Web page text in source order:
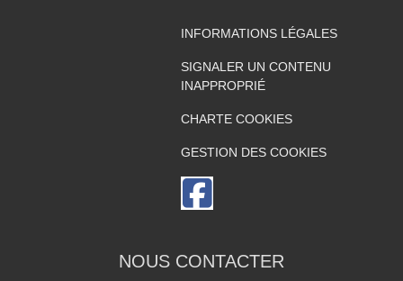
INFORMATIONS LÉGALES
SIGNALER UN CONTENU
INAPPROPRIÉ
CHARTE COOKIES
GESTION DES COOKIES
NOUS CONTACTER